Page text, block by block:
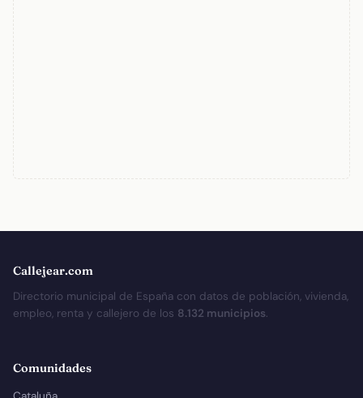
Callejear.com
Directorio municipal de España con datos de población, vivienda,
empleo, renta y callejero de los 8.132 municipios.
Comunidades